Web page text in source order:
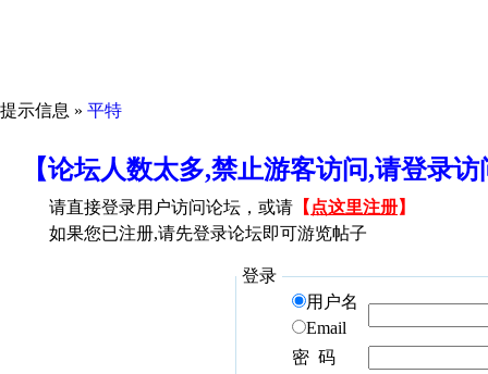
提示信息 » 平特
【论坛人数太多,禁止游客访问,请登录
请直接登录用户访问论坛，或请 【 点这里注册】
如果您已注册,请先登录论坛即可游览帖子
登录
用户名
Email
密 码